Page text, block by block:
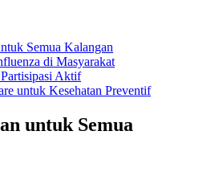
Semua Kalangan
di Masyarakat
Partisipasi Aktif
untuk Kesehatan Preventif
untuk Semua